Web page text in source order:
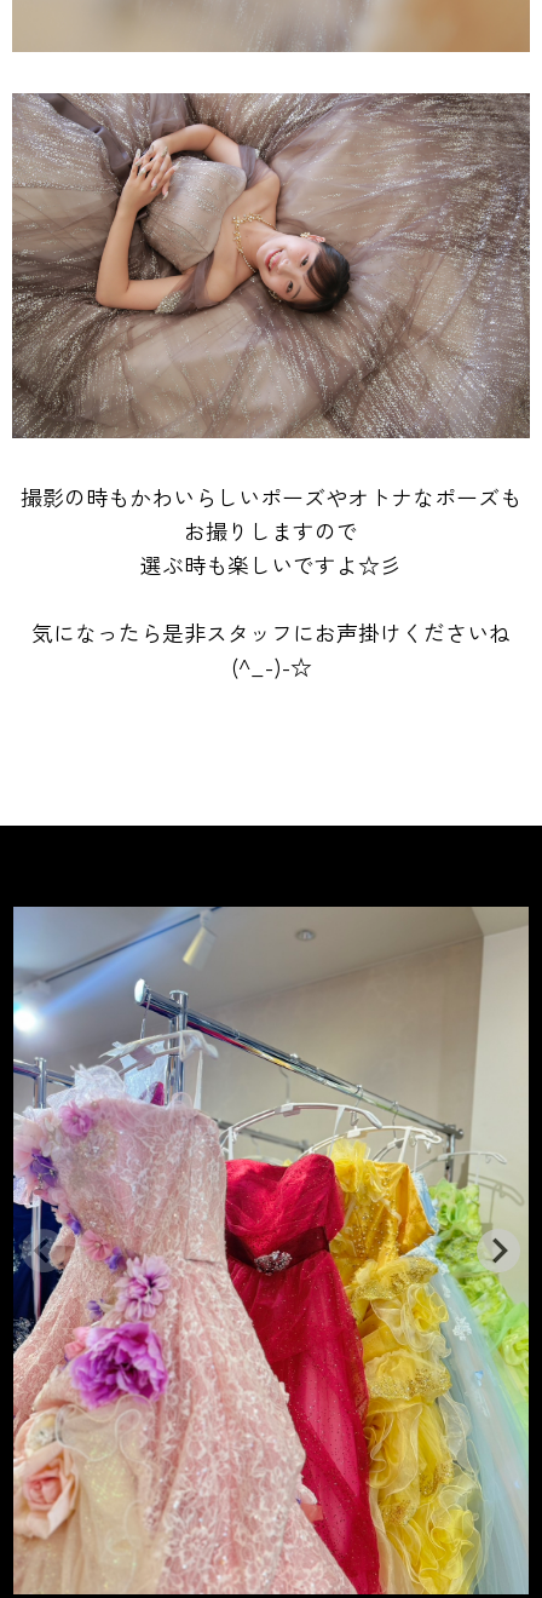
撮影の時もかわいらしいポーズやオトナなポーズも
お撮りしますので
選ぶ時も楽しいですよ☆彡
気になったら是非スタッフにお声掛けくださいね
(^_-)-☆